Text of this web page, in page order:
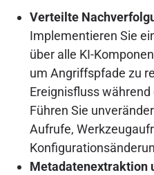
Verteilte
Implementieren Sie
über alle KI-
um Angriffspfade zu
Ereignisfluss
Führen Sie
Aufrufe,
Metadatenextraktion